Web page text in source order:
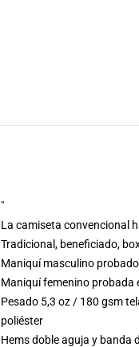
"
La camiseta convencional
Tradicional, beneficiado,
Maniquí masculino
Maniquí femenino probada
Pesado 5,3 oz / 180 gsm
poliéster
Hems doble aguja y banda